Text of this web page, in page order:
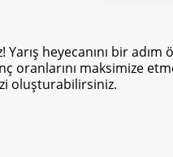
heyecanını bir adım
oranlarını maksimize
oluşturabilirsiniz.